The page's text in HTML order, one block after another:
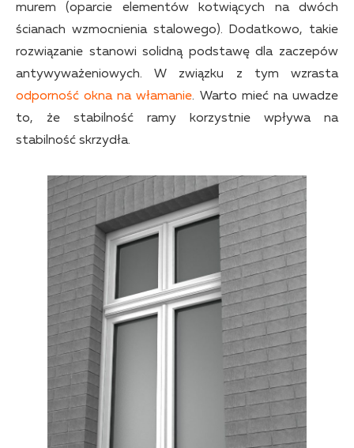
murem (oparcie elementów kotwiących na dwóch
ścianach wzmocnienia stalowego). Dodatkowo, takie
rozwiązanie stanowi solidną podstawę dla zaczepów
antywyważeniowych. W związku z tym wzrasta
odporność okna na włamanie. Warto mieć na uwadze
to, że stabilność ramy korzystnie wpływa na
stabilność skrzydła.